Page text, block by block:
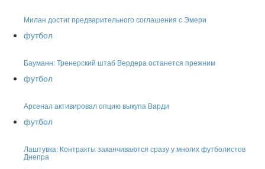
Милан достиг предварительного соглашения с Эмери
футбол
Бауманн: Тренерский штаб Вердера останется прежним
футбол
Арсенал активировал опцию выкупа Варди
футбол
Лаштувка: Контракты заканчиваются сразу у многих футболистов
Днепра